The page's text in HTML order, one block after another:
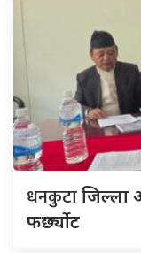
धनकुटाजिल्ला
फर्छ्योट